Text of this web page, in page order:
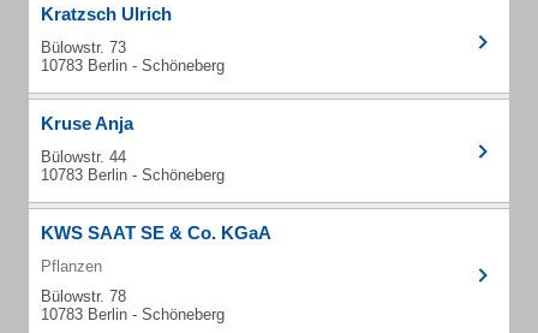
Kratzsch Ulrich
Bülowstr. 73
10783 Berlin - Schöneberg
Kruse Anja
Bülowstr. 44
10783 Berlin - Schöneberg
KWS SAAT SE & Co. KGaA
Pflanzen
Bülowstr. 78
10783 Berlin - Schöneberg